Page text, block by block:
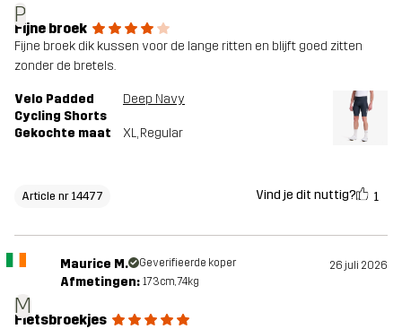
P
Fijne broek
Fijne broek dik kussen voor de lange ritten en blijft goed zitten
zonder de bretels.
Velo Padded
Cycling Shorts
Deep Navy
Gekochte maat XL, Regular
Article nr 14477 Vind je dit nuttig? 1
M
Maurice M. Geverifieerde koper 26 juli 2026
Afmetingen: 173cm, 74kg
Fietsbroekjes